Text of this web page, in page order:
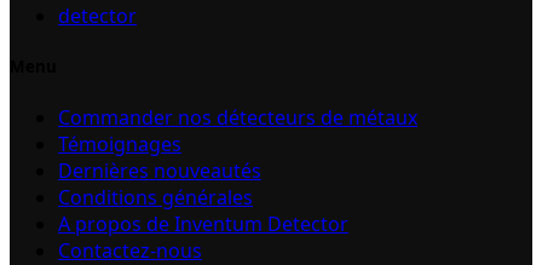
Commander nos détecteurs de métaux
Témoignages
Dernières nouveautés
Conditions générales
A propos de Inventum Detector
Contactez-nous